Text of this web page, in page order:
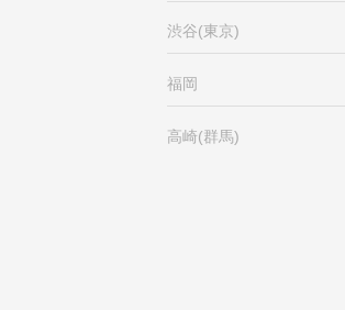
渋谷(東京)
福岡
高崎(群馬)